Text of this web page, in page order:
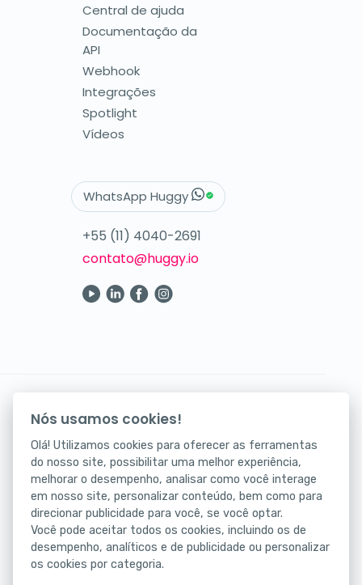
Central de ajuda
Documentação da
API
Webhook
Integrações
Spotlight
Vídeos
WhatsApp Huggy
+55 (11) 4040-2691
contato@huggy.io
Baixe agora nosso app!
Nós usamos cookies!
Olá! Utilizamos cookies para oferecer as ferramentas
do nosso site, possibilitar uma melhor experiência,
melhorar o desempenho, analisar como você interage
em nosso site, personalizar conteúdo, bem como para
direcionar publicidade para você, se você optar.
Você pode aceitar todos os cookies, incluindo os de
desempenho, analíticos e de publicidade ou personalizar
os cookies por categoria.